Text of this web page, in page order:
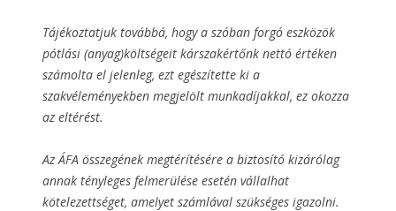
Tájékoztatjuk továbbá, hogy a szóban forgó eszközök
pótlási (anyag)költségeit kárszakértőnk nettó értéken
számolta el jelenleg, ezt egészítette ki a
szakvéleményekben megjelölt munkadíjakkal, ez okozza
az eltérést.
Az ÁFA összegének megtérítésére a biztosító kizárólag
annak tényleges felmerülése esetén vállalhat
kötelezettséget, amelyet számlával szükséges igazolni.